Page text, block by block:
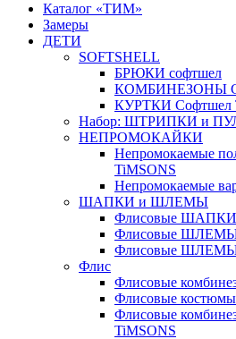
Каталог «ТИМ»
Замеры
ДЕТИ
SOFTSHELL
БРЮКИ софтшел
КОМБИНЕЗОНЫ
КУРТКИ Софтшел
Набор: ШТРИПКИ и
НЕПРОМОКАЙКИ
Непромокаемые
TiMSONS
Непромокаемые
ШАПКИ и ШЛЕМЫ
Флисовые ШАПКИ
Флисовые ШЛЕМЫ
Флисовые ШЛЕМЫ
Флис
Флисовые
Флисовые
Флисовые
TiMSONS